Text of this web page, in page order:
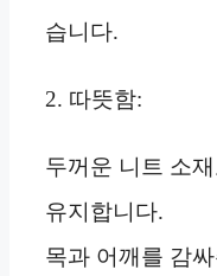
습니다.
2. 따뜻함:
두꺼운 니트 소
유지합니다.
목과 어깨를 감